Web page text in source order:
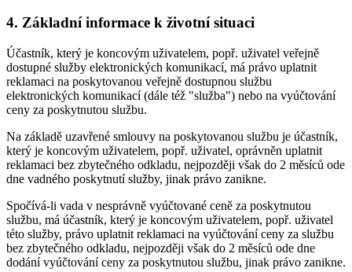
4. Základní informace k životní situaci
Účastník, který je koncovým uživatelem, popř. uživatel veřejně
dostupné služby elektronických komunikací, má právo uplatnit
reklamaci na poskytovanou veřejně dostupnou službu
elektronických komunikací (dále též "služba") nebo na vyúčtování
ceny za poskytnutou službu.
Na základě uzavřené smlouvy na poskytovanou službu je účastník,
který je koncovým uživatelem, popř. uživatel, oprávněn uplatnit
reklamaci bez zbytečného odkladu, nejpozději však do 2 měsíců ode
dne vadného poskytnutí služby, jinak právo zanikne.
Spočívá-li vada v nesprávně vyúčtované ceně za poskytnutou
službu, má účastník, který je koncovým uživatelem, popř. uživatel
této služby, právo uplatnit reklamaci na vyúčtování ceny za službu
bez zbytečného odkladu, nejpozději však do 2 měsíců ode dne
dodání vyúčtování ceny za poskytnutou službu, jinak právo zanikne.